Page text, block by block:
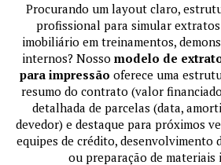
Procurando um layout claro,
profissional para simular
imobiliário em treinamentos,
internos? Nosso modelo de
para impressão oferece uma
resumo do contrato (valor
detalhada de parcelas (data,
devedor) e destaque para próximos
equipes de crédito, desenvolvimento
ou preparação de